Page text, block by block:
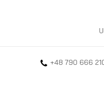
+48 790 666